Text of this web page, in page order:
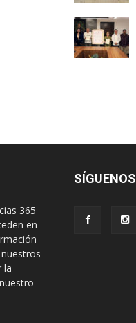
365
en
la
SÍGUENOS